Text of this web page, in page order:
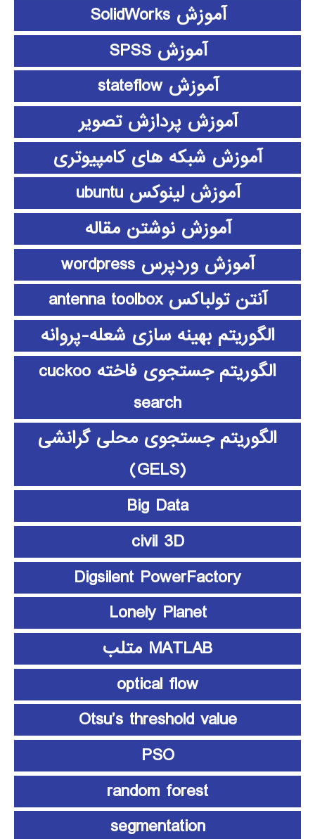
آموزش SolidWorks
آموزش SPSS
آموزش stateflow
آموزش پردازش تصویر
آموزش شبکه های کامپیوتری
آموزش لینوکس ubuntu
آموزش نوشتن مقاله
آموزش وردپرس wordpress
آنتن تولباکس antenna toolbox
الگوریتم بهینه سازی شعله-پروانه
الگوریتم جستجوی فاخته cuckoo
search
الگوریتم جستجوی محلی گرانشی
(GELS)
Big Data
civil 3D
Digsilent PowerFactory
Lonely Planet
MATLAB متلب
optical flow
Otsu’s threshold value
PSO
random forest
segmentation